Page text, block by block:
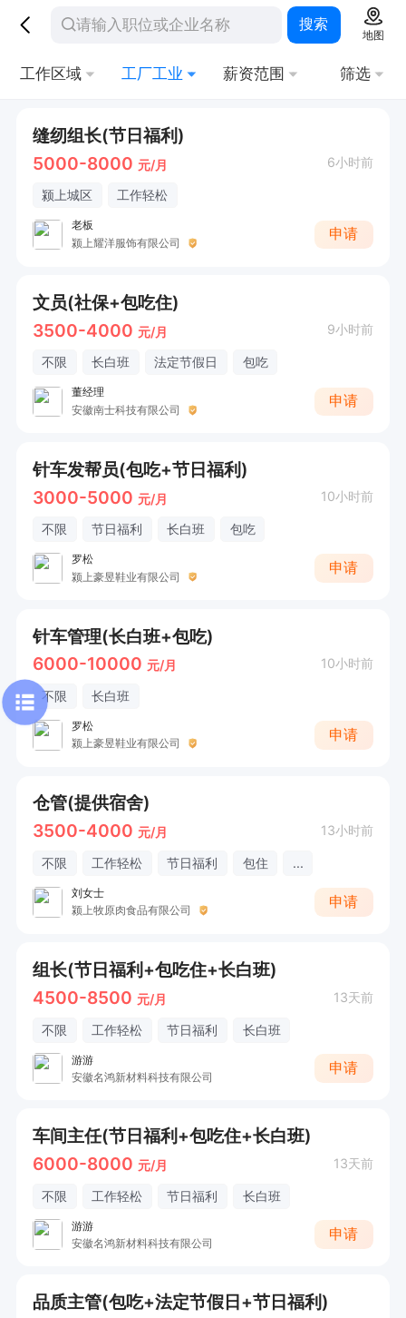
搜索
地图
工作区域 工厂工业 薪资范围 筛选
缝纫组长(节日福利)
5000-8000 元/月 6小时前
颍上城区 工作轻松
老板
颍上耀洋服饰有限公司
申请
文员(社保+包吃住)
3500-4000 元/月 9小时前
不限 长白班 法定节假日 包吃
董经理
安徽南士科技有限公司
申请
针车发帮员(包吃+节日福利)
3000-5000 元/月 10小时前
不限 节日福利 长白班 包吃
罗松
颍上豪昱鞋业有限公司
申请
针车管理(长白班+包吃)
6000-10000 元/月 10小时前
不限 长白班
罗松
颍上豪昱鞋业有限公司
申请
仓管(提供宿舍)
3500-4000 元/月 13小时前
不限 工作轻松 节日福利 包住 ...
刘女士
颍上牧原肉食品有限公司
申请
组长(节日福利+包吃住+长白班)
4500-8500 元/月 13天前
不限 工作轻松 节日福利 长白班
游游
安徽名鸿新材料科技有限公司
申请
车间主任(节日福利+包吃住+长白班)
6000-8000 元/月 13天前
不限 工作轻松 节日福利 长白班
游游
安徽名鸿新材料科技有限公司
申请
品质主管(包吃+法定节假日+节日福利)